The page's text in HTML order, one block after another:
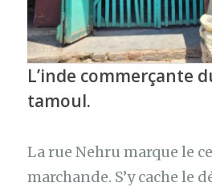
L’inde commerçante
tamoul.
La rue Nehru marque le
marchande. S’y cache le